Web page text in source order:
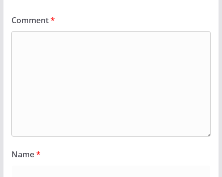
Comment*
Name*